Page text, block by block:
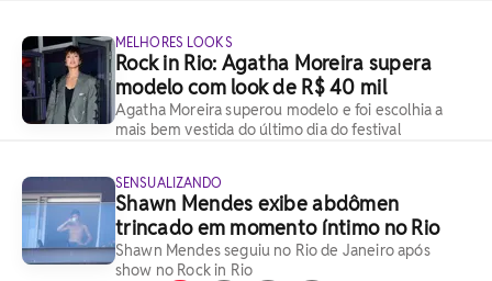
MELHORES LOOKS
Rock in Rio: Agatha Moreira supera
modelo com look de R$ 40 mil
Agatha Moreira superou modelo e foi escolhia a
mais bem vestida do último dia do festival
SENSUALIZANDO
Shawn Mendes exibe abdômen
trincado em momento íntimo no Rio
Shawn Mendes seguiu no Rio de Janeiro após
show no Rock in Rio